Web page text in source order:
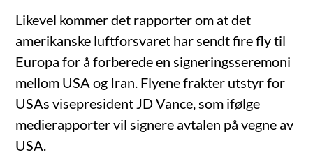
Likevel kommer det rapporter om at det
amerikanske luftforsvaret har sendt fire fly til
Europa for å forberede en signeringsseremoni
mellom USA og Iran. Flyene frakter utstyr for
USAs visepresident JD Vance, som ifølge
medierapporter vil signere avtalen på vegne av
USA.